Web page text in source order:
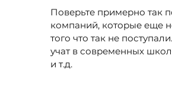
Поверьте примерно так
компаний, которые еще
того что так не
учат в современных
и т.д.